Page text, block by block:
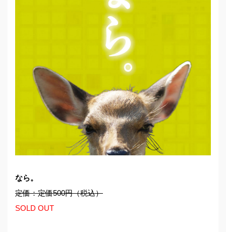
なら。
定価：定価500円（税込）
SOLD OUT